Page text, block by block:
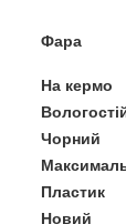
Фара
На кермо
Чорний
Пластик
Новий